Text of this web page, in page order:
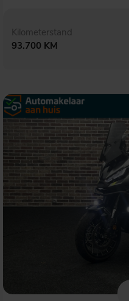
Kilometerstand
93.700 KM